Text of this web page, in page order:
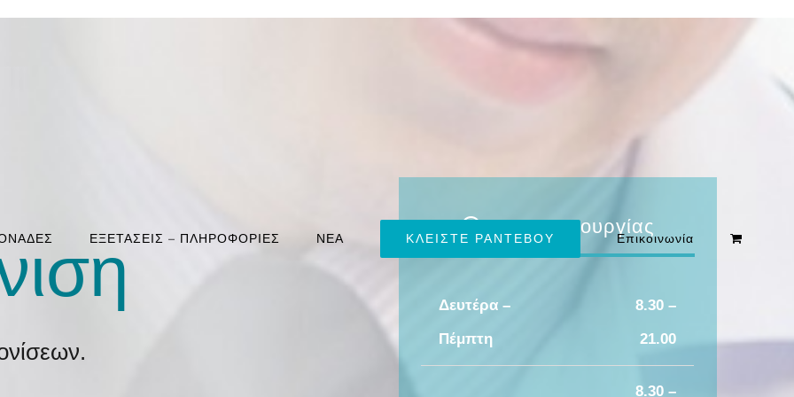
ΕΞΕΤΑΣΕΙΣ – ΠΛΗΡΟΦΟΡΙΕΣ ΝΕΑ ΚΛΕΙΣΤΕ ΡΑΝΤΕΒΟΥ Επικοινωνία
Ώρες Λειτουργίας
Δευτέρα –
Πέμπτη
8.30 –
21.00
8.30 –